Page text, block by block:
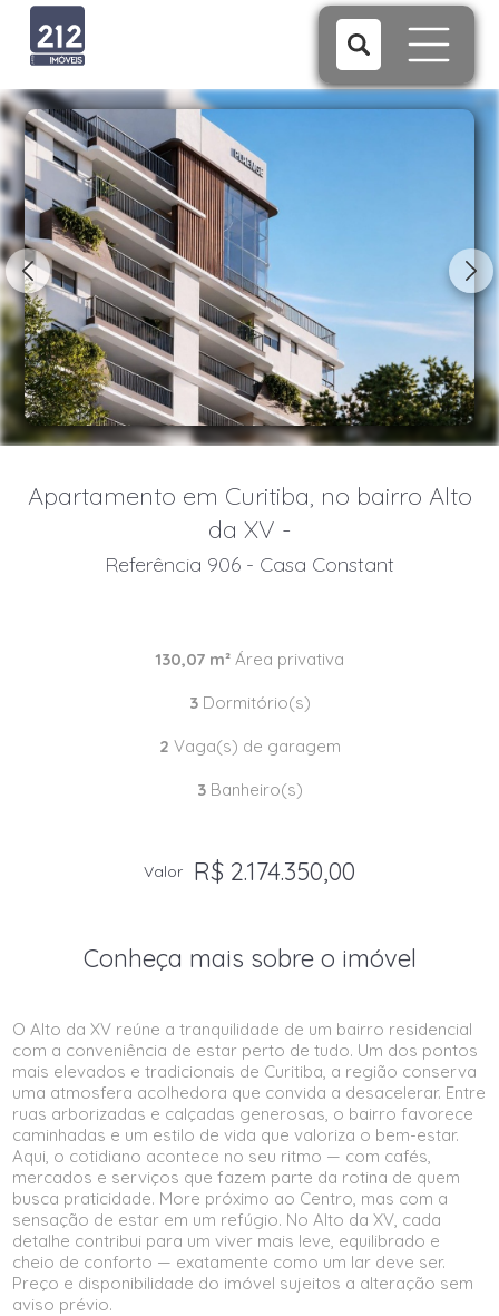
Apartamento em Curitiba, no bairro Alto
da XV -
Referência 906 - Casa Constant
130,07 m² Área privativa
3Dormitório(s)
2 Vaga(s) de garagem
3Banheiro(s)
Valor R$ 2.174.350,00
Conheça mais sobre o imóvel
O Alto da XV reúne a tranquilidade de um bairro residencial
com a conveniência de estar perto de tudo. Um dos pontos
mais elevados e tradicionais de Curitiba, a região conserva
uma atmosfera acolhedora que convida a desacelerar. Entre
ruas arborizadas e calçadas generosas, o bairro favorece
caminhadas e um estilo de vida que valoriza o bem-estar.
Aqui, o cotidiano acontece no seu ritmo — com cafés,
mercados e serviços que fazem parte da rotina de quem
busca praticidade. More próximo ao Centro, mas com a
sensação de estar em um refúgio. No Alto da XV, cada
detalhe contribui para um viver mais leve, equilibrado e
cheio de conforto — exatamente como um lar deve ser.
Preço e disponibilidade do imóvel sujeitos a alteração sem
aviso prévio.